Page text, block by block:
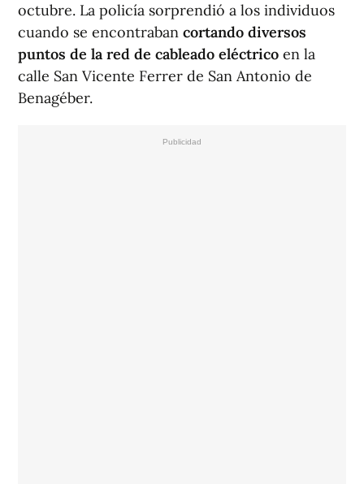
octubre. La policía sorprendió a los individuos
cuando se encontraban cortando diversos
puntos de la red de cableado eléctrico en la
calle San Vicente Ferrer de San Antonio de
Benagéber.